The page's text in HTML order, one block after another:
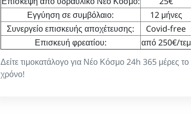
Δείτε τιμοκατάλογο για Νέο Κόσμο 24h 365 μέρες το
χρόνο!
Εγγύηση σε συμβόλαιο:
12 μήνες
Συνεργείο επισκευής αποχέτευσης:
Covid-free
Επισκευή φρεατίου:
από 250€/τεμ